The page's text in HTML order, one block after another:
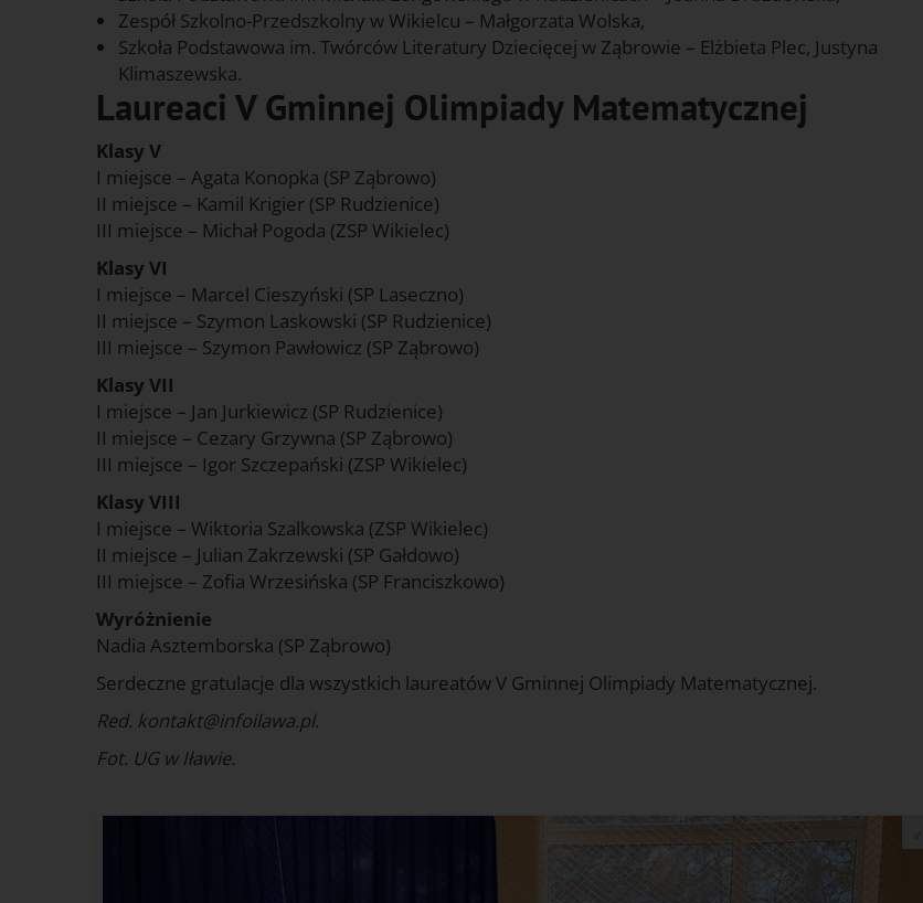
Zespół Szkolno-Przedszkolny w Wikielcu – Małgorzata Wolska,
Szkoła Podstawowa im. Twórców Literatury Dziecięcej w Ząbrowie – Elżbieta Plec, Justyna
Klimaszewska.
Laureaci V Gminnej Olimpiady Matematycznej
Klasy V
I miejsce – Agata Konopka (SP Ząbrowo)
II miejsce – Kamil Krigier (SP Rudzienice)
III miejsce – Michał Pogoda (ZSP Wikielec)
Klasy VI
I miejsce – Marcel Cieszyński (SP Laseczno)
II miejsce – Szymon Laskowski (SP Rudzienice)
III miejsce – Szymon Pawłowicz (SP Ząbrowo)
Klasy VII
I miejsce – Jan Jurkiewicz (SP Rudzienice)
II miejsce – Cezary Grzywna (SP Ząbrowo)
III miejsce – Igor Szczepański (ZSP Wikielec)
Klasy VIII
I miejsce – Wiktoria Szalkowska (ZSP Wikielec)
II miejsce – Julian Zakrzewski (SP Gałdowo)
III miejsce – Zofia Wrzesińska (SP Franciszkowo)
Wyróżnienie
Nadia Asztemborska (SP Ząbrowo)
Serdeczne gratulacje dla wszystkich laureatów V Gminnej Olimpiady Matematycznej.
Red. kontakt@infoilawa.pl.
Fot. UG w Iławie.